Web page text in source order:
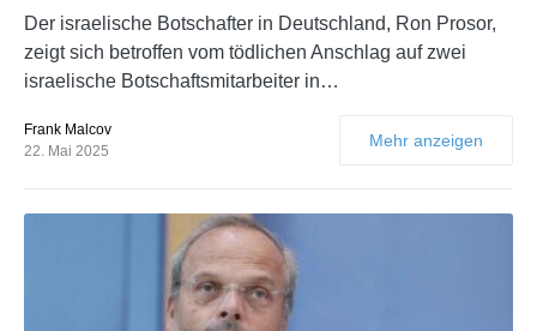
Der israelische Botschafter in Deutschland, Ron Prosor,
zeigt sich betroffen vom tödlichen Anschlag auf zwei
israelische Botschaftsmitarbeiter in…
Frank Malcov
22. Mai 2025
Mehr anzeigen